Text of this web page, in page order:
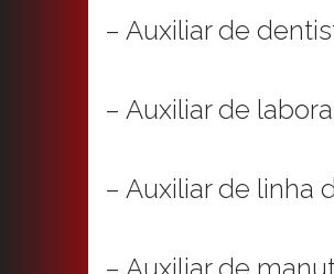
– Auxiliar de
– Auxiliar de
– Auxiliar de linha